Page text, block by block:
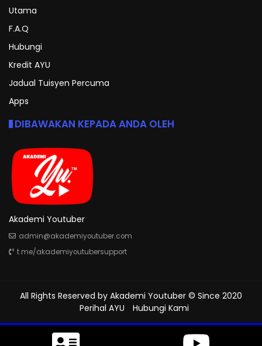
Utama
F.A.Q
Hubungi
Kredit AYU
Jadual Tuisyen Percuma
Apps
DIBAWAKAN KEPADA ANDA OLEH
Akademi Youtuber
admin@akademiyoutuber.com
t.me/akademiyoutubersupport
All Rights Reserved by Akademi Youtuber © Since 2020
Perihal AYU
Hubungi Kami